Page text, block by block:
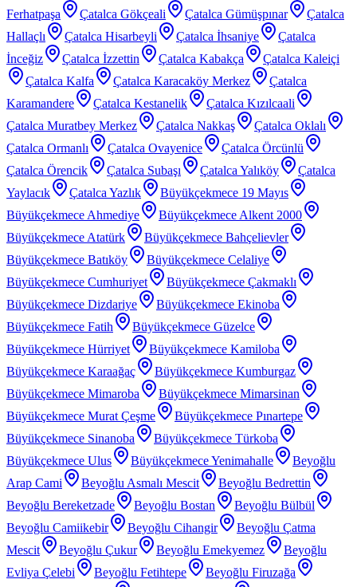
Ferhatpaşa
Çatalca Gökçeali Çatalca Gümüşpınar
Çatalca
Hallaçlı
Çatalca Hisarbeyli Çatalca İhsaniye
Çatalca
İnceğiz
Çatalca İzzettin Çatalca Kabakça
Çatalca Kaleiçi
Çatalca Kalfa
Çatalca Karacaköy Merkez
Çatalca
Karamandere
Çatalca Kestanelik
Çatalca Kızılcaali
Çatalca Muratbey Merkez
Çatalca Nakkaş
Çatalca Oklalı
Çatalca Ormanlı
Çatalca Ovayenice
Çatalca Örcünlü
Çatalca Örencik
Çatalca Subaşı Çatalca Yalıköy
Çatalca
Yaylacık
Çatalca Yazlık
Büyükçekmece 19 Mayıs
Büyükçekmece Ahmediye
Büyükçekmece Alkent 2000
Büyükçekmece Atatürk
Büyükçekmece Bahçelievler
Büyükçekmece Batıköy
Büyükçekmece Celaliye
Büyükçekmece Cumhuriyet
Büyükçekmece Çakmaklı
Büyükçekmece Dizdariye
Büyükçekmece Ekinoba
Büyükçekmece Fatih
Büyükçekmece Güzelce
Büyükçekmece Hürriyet
Büyükçekmece Kamiloba
Büyükçekmece Karaağaç
Büyükçekmece Kumburgaz
Büyükçekmece Mimaroba
Büyükçekmece Mimarsinan
Büyükçekmece Murat Çeşme
Büyükçekmece Pınartepe
Büyükçekmece Sinanoba
Büyükçekmece Türkoba
Büyükçekmece Ulus
Büyükçekmece Yenimahalle
Beyoğlu
Arap Cami
Beyoğlu Asmalı Mescit
Beyoğlu Bedrettin
Beyoğlu Bereketzade
Beyoğlu Bostan
Beyoğlu Bülbül
Beyoğlu Camiikebir
Beyoğlu Cihangir
Beyoğlu Çatma
Mescit
Beyoğlu Çukur Beyoğlu Emekyemez
Beyoğlu
Evliya Çelebi
Beyoğlu Fetihtepe
Beyoğlu Firuzağa